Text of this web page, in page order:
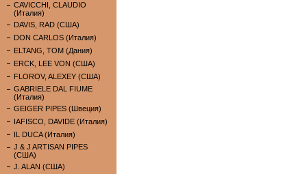
CAVICCHI, CLAUDIO
(Италия)
DAVIS, RAD (США)
DON CARLOS (Италия)
ELTANG, TOM (Дания)
ERCK, LEE VON (США)
FLOROV, ALEXEY (США)
GABRIELE DAL FIUME
(Италия)
GEIGER PIPES (Швеция)
IAFISCO, DAVIDE (Италия)
IL DUCA (Италия)
J & J ARTISAN PIPES
(США)
J. ALAN (США)